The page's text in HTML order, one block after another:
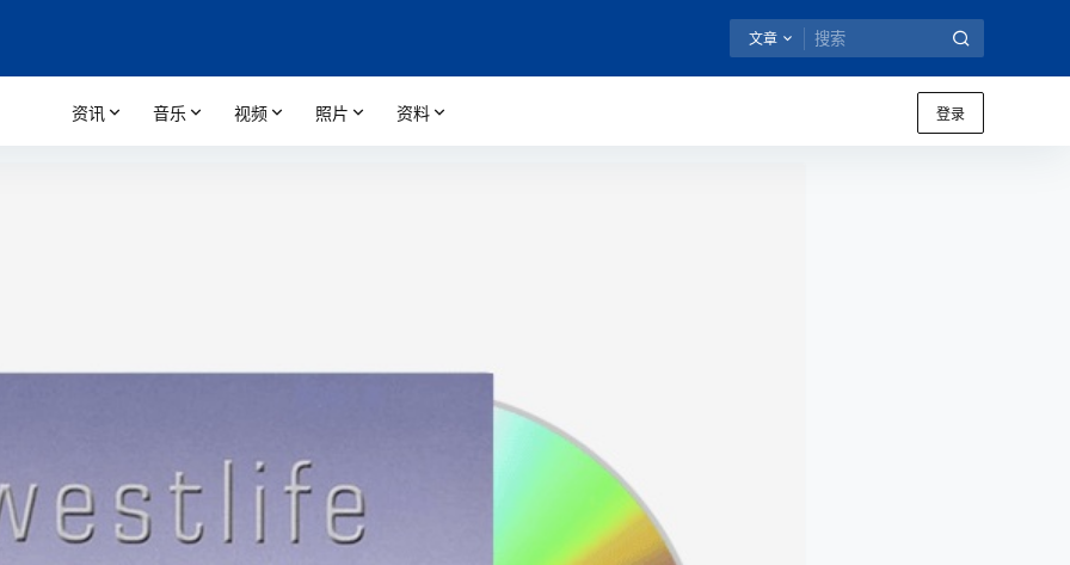
文章
登录
资讯 音乐 视频 照片 资料